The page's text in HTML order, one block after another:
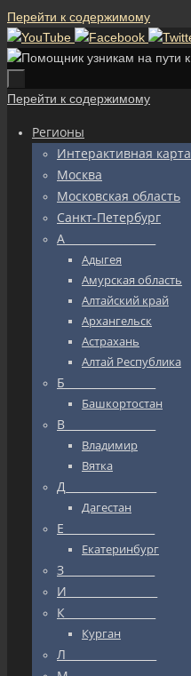
Перейти к содержимому
Перейти к содержимому
Регионы
Интерактивная карта
Москва
Московская область
Санкт-Петербург
А_________________
Адыгея
Амурская область
Алтайский край
Архангельск
Астрахань
Алтай Республика
Б_________________
Башкортостан
В_________________
Владимир
Вятка
Д_________________
Дагестан
Е_________________
Екатеринбург
З_________________
И_________________
К_________________
Курган
Л_________________